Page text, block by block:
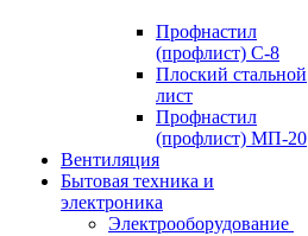
Профнастил
(профлист) С-8
Плоский стальной
лист
Профнастил
(профлист) МП-20
Вентиляция
Бытовая техника и
электроника
Электрооборудование